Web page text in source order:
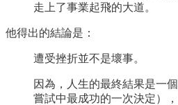
走上了事業起飛的大道。
他得出的結論是：
遭受挫折並不是壞事。
因為，人生的最終結果是一
嘗試中最成功的一次決定）